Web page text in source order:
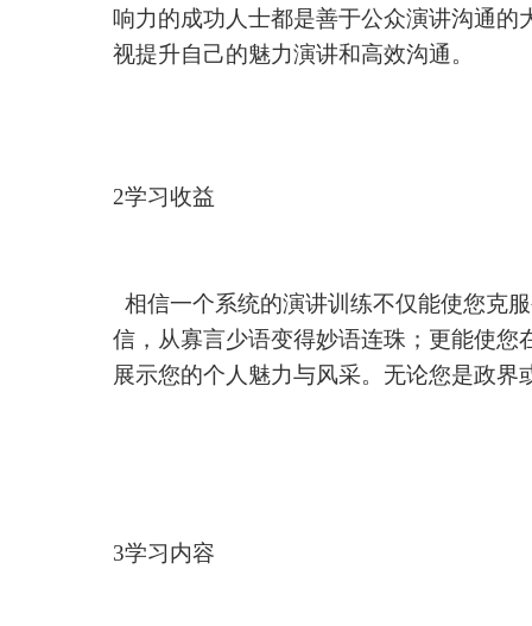
响力的成功人士都是善于公众演讲沟通
视提升自己的魅力演讲和高效沟通。
2学习收益
相信一个系统的演讲训练不仅能使您克
信，从寡言少语变得妙语连珠；更能使
展示您的个人魅力与风采。无论您是政
3学习内容